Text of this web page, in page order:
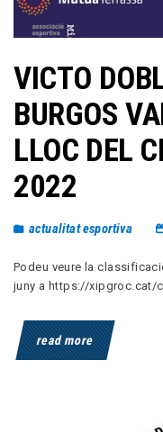
VICTO
BURGOS
LLOC DEL
2022
actualitat esportiva
Podeu veure la
juny a https://xipgroc.cat/
read more